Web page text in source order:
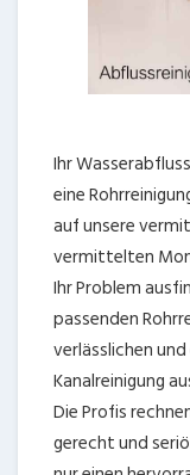
Ihr
eine
auf unsere
vermittelten
Ihr Problem
passenden
verlässlichen
Kanalreinigung
Die Profis
gerecht und